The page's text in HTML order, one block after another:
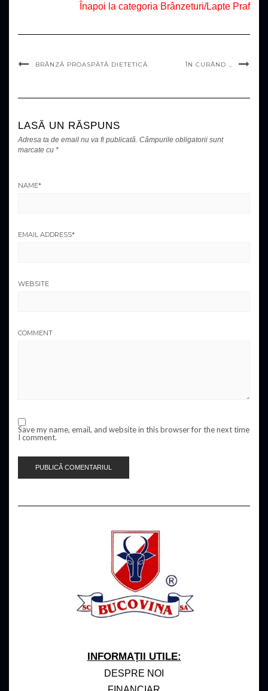
Înapoi la categoria Brânzeturi/Lapte Praf
BRÂNZĂ PROASPĂTĂ DIETETICĂ ÎN CURÂND …
LASĂ UN RĂSPUNS
Adresa ta de email nu va fi publicată. Câmpurile obligatorii sunt
marcate cu *
NAME*
EMAIL ADDRESS*
WEBSITE
COMMENT
Save my name, email, and website in this browser for the next time
I comment.
INFORMAȚII UTILE:
DESPRE NOI